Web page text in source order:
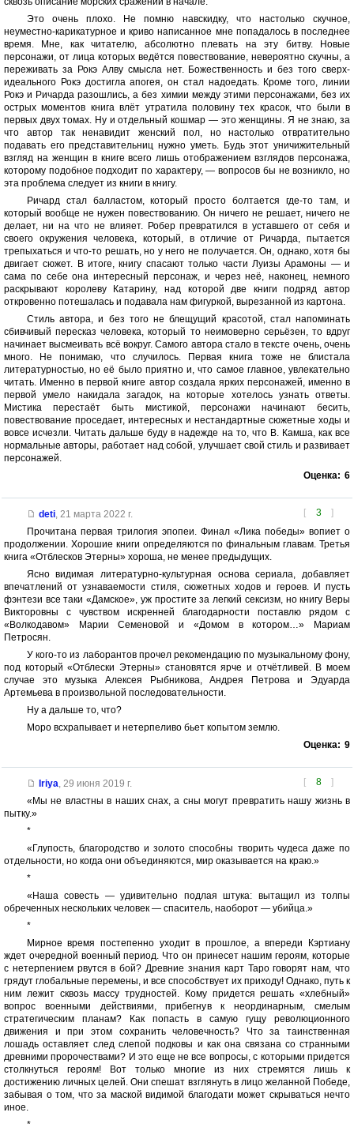
Это очень плохо. Не помню навскидку, что настолько скучное,
неуместно-карикатурное и криво написанное мне попадалось в последнее
время. Мне, как читателю, абсолютно плевать на эту битву. Новые
персонажи, от лица которых ведётся повествование, невероятно скучны, а
переживать за Рокэ Алву смысла нет. Божественность и без того сверх-
идеального Рокэ достигла апогея, он стал надоедать. Кроме того, линии
Рокэ и Ричарда разошлись, а без химии между этими персонажами, без их
острых моментов книга влёт утратила половину тех красок, что были в
первых двух томах. Ну и отдельный кошмар — это женщины. Я не знаю, за
что автор так ненавидит женский пол, но настолько отвратительно
подавать его представительниц нужно уметь. Будь этот уничижительный
взгляд на женщин в книге всего лишь отображением взглядов персонажа,
которому подобное подходит по характеру, — вопросов бы не возникло, но
эта проблема следует из книги в книгу.
Ричард стал балластом, который просто болтается где-то там, и
который вообще не нужен повествованию. Он ничего не решает, ничего не
делает, ни на что не влияет. Робер превратился в уставшего от себя и
своего окружения человека, который, в отличие от Ричарда, пытается
трепыхаться и что-то решать, но у него не получается. Он, однако, хотя бы
двигает сюжет. В итоге, книгу спасают только части Луизы Арамоны — и
сама по себе она интересный персонаж, и через неё, наконец, немного
раскрывают королеву Катарину, над которой две книги подряд автор
откровенно потешалась и подавала нам фигуркой, вырезанной из картона.
Стиль автора, и без того не блещущий красотой, стал напоминать
сбивчивый пересказ человека, который то неимоверно серьёзен, то вдруг
начинает высмеивать всё вокруг. Самого автора стало в тексте очень, очень
много. Не понимаю, что случилось. Первая книга тоже не блистала
литературностью, но её было приятно и, что самое главное, увлекательно
читать. Именно в первой книге автор создала ярких персонажей, именно в
первой умело накидала загадок, на которые хотелось узнать ответы.
Мистика перестаёт быть мистикой, персонажи начинают бесить,
повествование проседает, интересных и нестандартные сюжетные ходы и
вовсе исчезли. Читать дальше буду в надежде на то, что В. Камша, как все
нормальные авторы, работает над собой, улучшает свой стиль и развивает
персонажей.
Оценка: 6
[ 3 ]
deti, 21 марта 2022 г.
Прочитана первая трилогия эпопеи. Финал «Лика победы» вопиет о
продолжении. Хорошие книги определяются по финальным главам. Третья
книга «Отблесков Этерны» хороша, не менее предыдущих.
Ясно видимая литературно-культурная основа сериала, добавляет
впечатлений от узнаваемости стиля, сюжетных ходов и героев. И пусть
фэнтези все таки «Дамское», уж простите за легкий сексизм, но книгу Веры
Викторовны с чувством искренней благодарности поставлю рядом с
«Волкодавом» Марии Семеновой и «Домом в котором…» Мариам
Петросян.
У кого-то из лаборантов прочел рекомендацию по музыкальному фону,
под который «Отблески Этерны» становятся ярче и отчётливей. В моем
случае это музыка Алексея Рыбникова, Андрея Петрова и Эдуарда
Артемьева в произвольной последовательности.
Ну а дальше то, что?
Моро всхрапывает и нетерпеливо бьет копытом землю.
Оценка: 9
[ 8 ]
Iriya 29 июня 2019 г.
«Мы не властны в наших снах, а сны могут превратить нашу жизнь в
пытку.»
*
«Глупость, благородство и золото способны творить чудеса даже по
отдельности, но когда они объединяются, мир оказывается на краю.»
*
«Наша совесть — удивительно подлая штука: вытащил из толпы
обреченных нескольких человек — спаситель, наоборот — убийца.»
*
Мирное время постепенно уходит в прошлое, а впереди Кэртиану
ждет очередной военный период. Что он принесет нашим героям, которые
с нетерпением рвутся в бой? Древние знания карт Таро говорят нам, что
грядут глобальные перемены, и все способствует их приходу! Однако, путь к
ним лежит сквозь массу трудностей. Кому придется решать «хлебный»
вопрос военными действиями, прибегнув к неординарным, смелым
стратегическим планам? Как попасть в самую гущу революционного
движения и при этом сохранить человечность? Что за таинственная
лошадь оставляет след слепой подковы и как она связана со странными
древними пророчествами? И это еще не все вопросы, с которыми придется
столкнуться героям! Вот только многие из них стремятся лишь к
достижению личных целей. Они спешат взглянуть в лицо желанной Победе,
забывая о том, что за маской видимой благодати может скрываться нечто
иное.
*